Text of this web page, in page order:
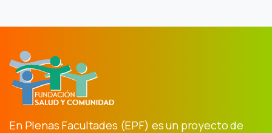
En Plenas Facultades (EPF) es un proyecto de